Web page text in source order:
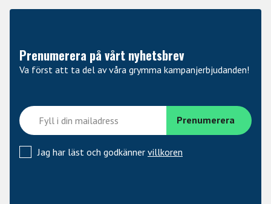
Prenumerera på vårt nyhetsbrev
Va först att ta del av våra grymma kampanjerbjudanden!
Jag har läst och godkänner villkoren